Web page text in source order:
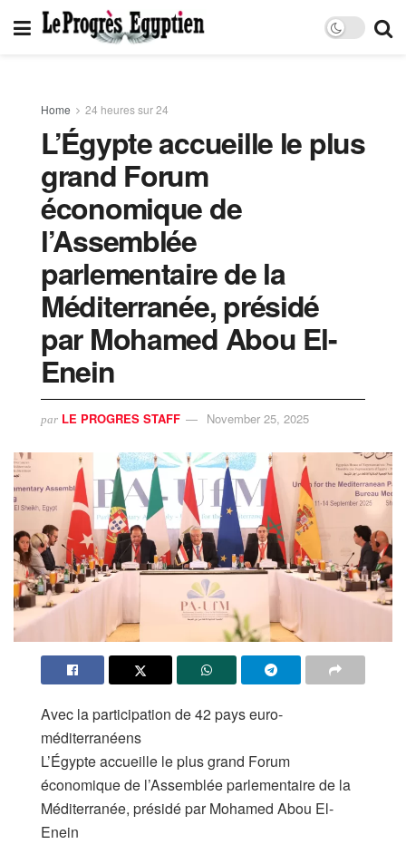
Home 24 heures sur 24
L’Égypte accueille le plus
grand Forum
économique de
l’Assemblée
parlementaire de la
Méditerranée, présidé
par Mohamed Abou El-
Enein
par LE PROGRES STAFF November 25, 2025
Avec la participation de 42 pays euro-
méditerranéens
L’Égypte accueille le plus grand Forum
économique de l’Assemblée parlementaire de la
Méditerranée, présidé par Mohamed Abou El-
Enein